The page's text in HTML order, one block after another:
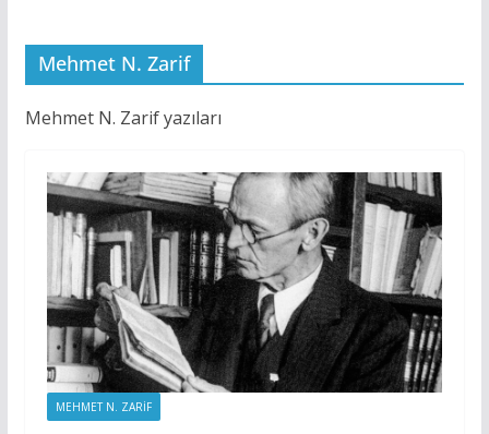
Mehmet N. Zarif
Mehmet N. Zarif yazıları
MEHMET N. ZARIF